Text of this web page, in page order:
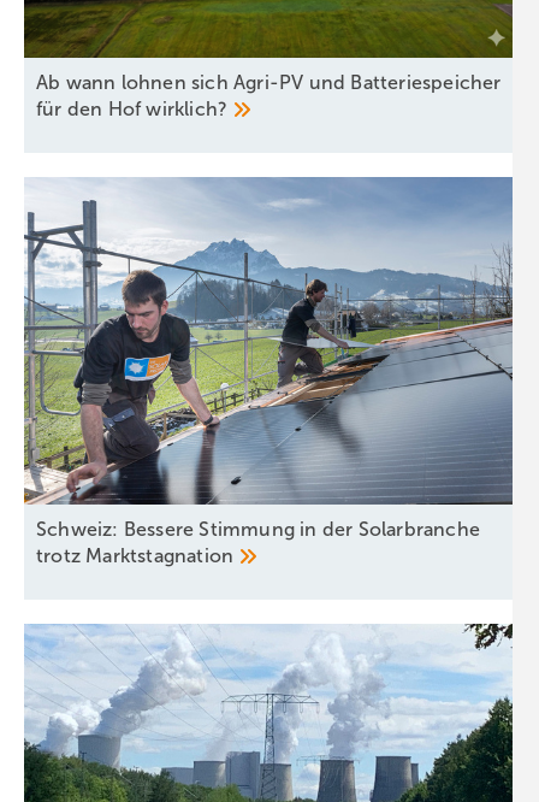
Ab wann lohnen sich Agri-PV und Batteriespeicher
für den Hofwirklich?
Schweiz: Bessere Stimmung in der Solarbranche
trotz Marktstagnation